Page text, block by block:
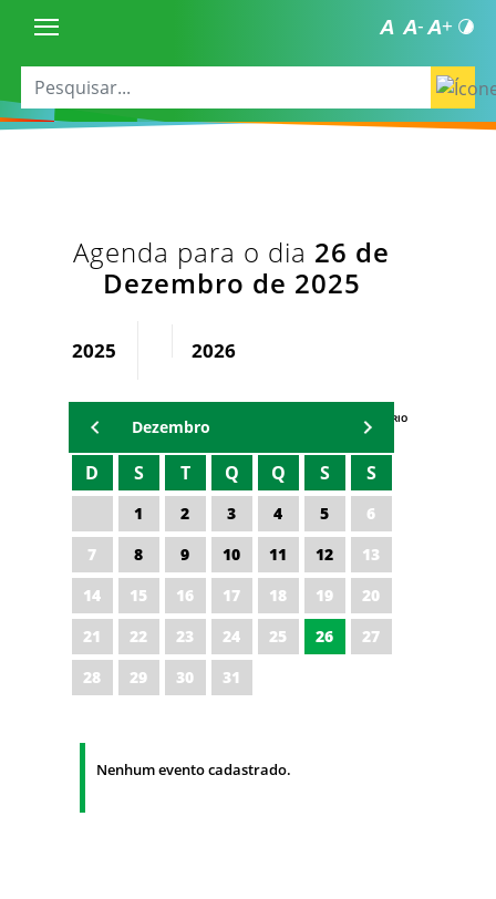
Agenda para o dia 26 de
Dezembro de 2025
2025 2026
AGENDA DO SECRETÁRIO
Dezembro
D S T Q Q S S
1 2 3 4 5
6
7
8 9 10 11 12
13
14
15 16 17 18 19
20
21
22 23 24 25 26
27
28
29 30 31
Nenhum evento cadastrado.